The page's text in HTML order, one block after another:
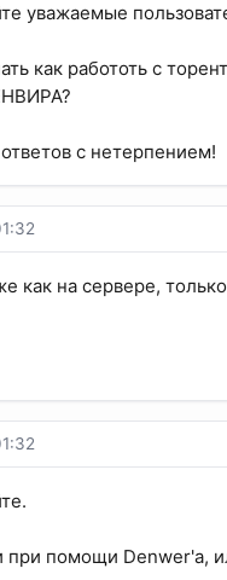
уважаемые
как работоть с
с нетерпением!
как на сервере,
помощи Denwer'а,